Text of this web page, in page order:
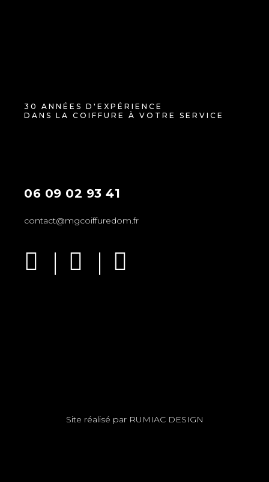
30 ANNÉES D'EXPÉRIENCE
DANS LA COIFFURE À VOTRE SERVICE
06 09 02 93 41
contact@mgcoiffuredom.fr
Site réalisé par RUMIAC DESIGN